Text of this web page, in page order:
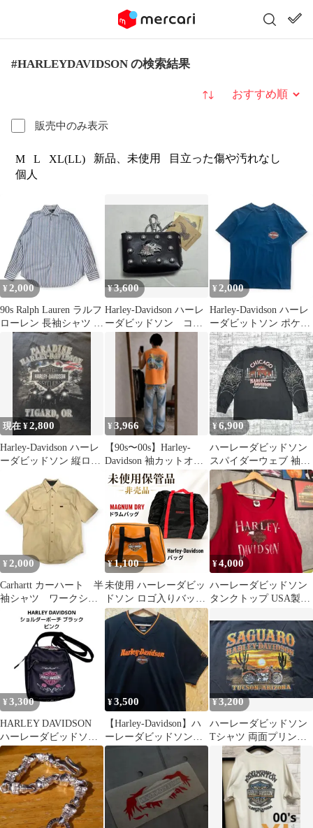
#HARLEYDAVIDSON の検索結果
販売中のみ表示
並び替え
M L XL(LL) 新品、未使用
目立った傷や汚れなし
個人
¥ 2,000
90s Ralph Lauren ラルフ
ローレン 長袖シャツ ス
トライプ柄
¥3,600
Harley-Davidson ハーレ
ーダビッドソン コイ
ンケース 小銭入れ
¥ 2,000
Harley-Davidson ハーレ
ーダビットソン ポケッ
トTシャツ ブルー
現在 ¥2,800
Harley-Davidson ハーレ
ーダビッドソン 縦ロゴ
¥3,966
【90s〜00s】Harley-
Davidson 袖カットオフ
M
¥6,900
ハーレーダビッドソン
スパイダーウェブ 袖プ
リロンT XL
¥ 2,000
Carhartt カーハート 半
袖シャツ ワークシャ
¥1,100
未使用 ハーレーダビッ
ドソン ロゴ入りバッグ
マグナムドライ ドラム
バッグ 2点
¥4,000
ハーレーダビッドソン
タンクトップ USA製
ー
¥ 3,300
HARLEY DAVIDSON
ハーレーダビッドソン
ショルダーポーチ ブラ
ック
¥3,500
【Harley-Davidson】ハ
ーレーダビッドソン刺
繍ロゴ 半袖ゲームシャ
¥3,200
ハーレーダビッドソン
Tシャツ 両面プリント
アリゾナ スカル 黒
2XL